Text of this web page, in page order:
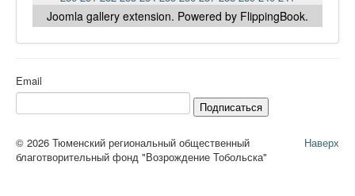
Joomla gallery extension. Powered by FlippingBook.
Email
Подписаться
Наверх
© 2026 Тюменский региональный общественный
благотворительный фонд "Возрождение Тобольска"